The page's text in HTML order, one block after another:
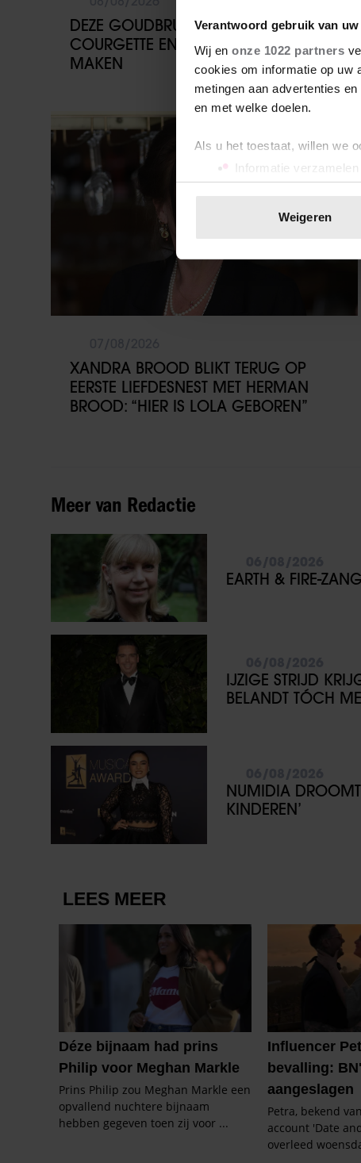
Verantwoord gebruik van uw
Wij en onze 1022 partners
cookies om informatie op uw
metingen aan advertenties
en met welke doelen.
Als u het toestaat, willen we
Informatie
Uw apparaat
toestemming op elk moment
We gebruiken cookies om
websiteverkeer te
media, adverteren en
verstrekt of die ze hebben
Weigeren
DEZE GOUDBRUINE BRUSCHETTA MET
COURGETTE EN FETA WIL JE METEEN
MAKEN
XANDRA BROOD BLIKT TERUG OP
EERSTE LIEFDESNEST MET HERMAN
BROOD: “HIER IS LOLA GEBOREN”
Meer van Redactie
EARTH & FIRE-
IJZIGE STRIJD
BELANDT TÓCH
NUMIDIA DROOMT
KINDEREN’